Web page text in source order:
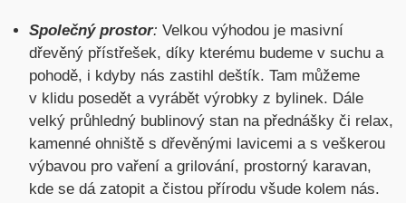
Společný prostor: Velkou výhodou je masivní
dřevěný přístřešek, díky kterému budeme v suchu a
pohodě, i kdyby nás zastihl deštík. Tam můžeme
v klidu posedět a vyrábět výrobky z bylinek. Dále
velký průhledný bublinový stan na přednášky či relax,
kamenné ohniště s dřevěnými lavicemi a s veškerou
výbavou pro vaření a grilování, prostorný karavan,
kde se dá zatopit a čistou přírodu všude kolem nás.